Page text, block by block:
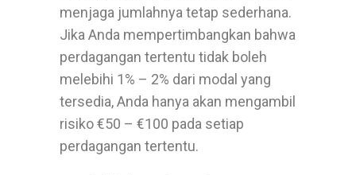
menjaga jumlahnya tetap sederhana.
Jika Anda mempertimbangkan bahwa
perdagangan tertentu tidak boleh
melebihi 1% – 2% dari modal yang
tersedia, Anda hanya akan mengambil
risiko €50 – €100 pada setiap
perdagangan tertentu.